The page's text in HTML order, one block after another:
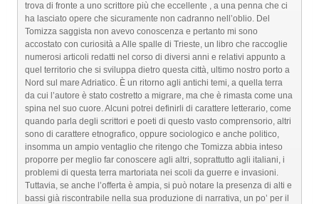
trova di fronte a uno scrittore più che eccellente , a una penna che ci
ha lasciato opere che sicuramente non cadranno nell’oblio. Del
Tomizza saggista non avevo conoscenza e pertanto mi sono
accostato con curiosità a Alle spalle di Trieste, un libro che raccoglie
numerosi articoli redatti nel corso di diversi anni e relativi appunto a
quel territorio che si sviluppa dietro questa città, ultimo nostro porto a
Nord sul mare Adriatico. È un ritorno agli antichi temi, a quella terra
da cui l’autore è stato costretto a migrare, ma che è rimasta come una
spina nel suo cuore. Alcuni potrei definirli di carattere letterario, come
quando parla degli scrittori e poeti di questo vasto comprensorio, altri
sono di carattere etnografico, oppure sociologico e anche politico,
insomma un ampio ventaglio che ritengo che Tomizza abbia inteso
proporre per meglio far conoscere agli altri, soprattutto agli italiani, i
problemi di questa terra martoriata nei scoli da guerre e invasioni.
Tuttavia, se anche l’offerta è ampia, si può notare la presenza di alti e
bassi già riscontrabile nella sua produzione di narrativa, un po’ per il